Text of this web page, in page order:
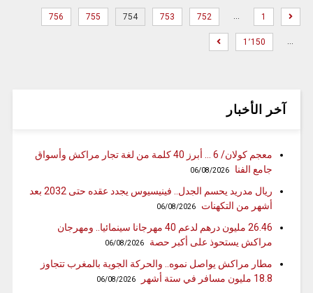
1
…
752
753
754
755
756
… 1٬150
آخر الأخبار
معجم كولان/ 6 … أبرز 40 كلمة من لغة تجار مراكش وأسواق
جامع الفنا
06/08/2026
ريال مدريد يحسم الجدل.. فينيسيوس يجدد عقده حتى 2032 بعد
أشهر من التكهنات
06/08/2026
26.46 مليون درهم لدعم 40 مهرجانا سينمائيا.. ومهرجان
مراكش يستحوذ على أكبر حصة
06/08/2026
مطار مراكش يواصل نموه.. والحركة الجوية بالمغرب تتجاوز
18.8 مليون مسافر في ستة أشهر
06/08/2026